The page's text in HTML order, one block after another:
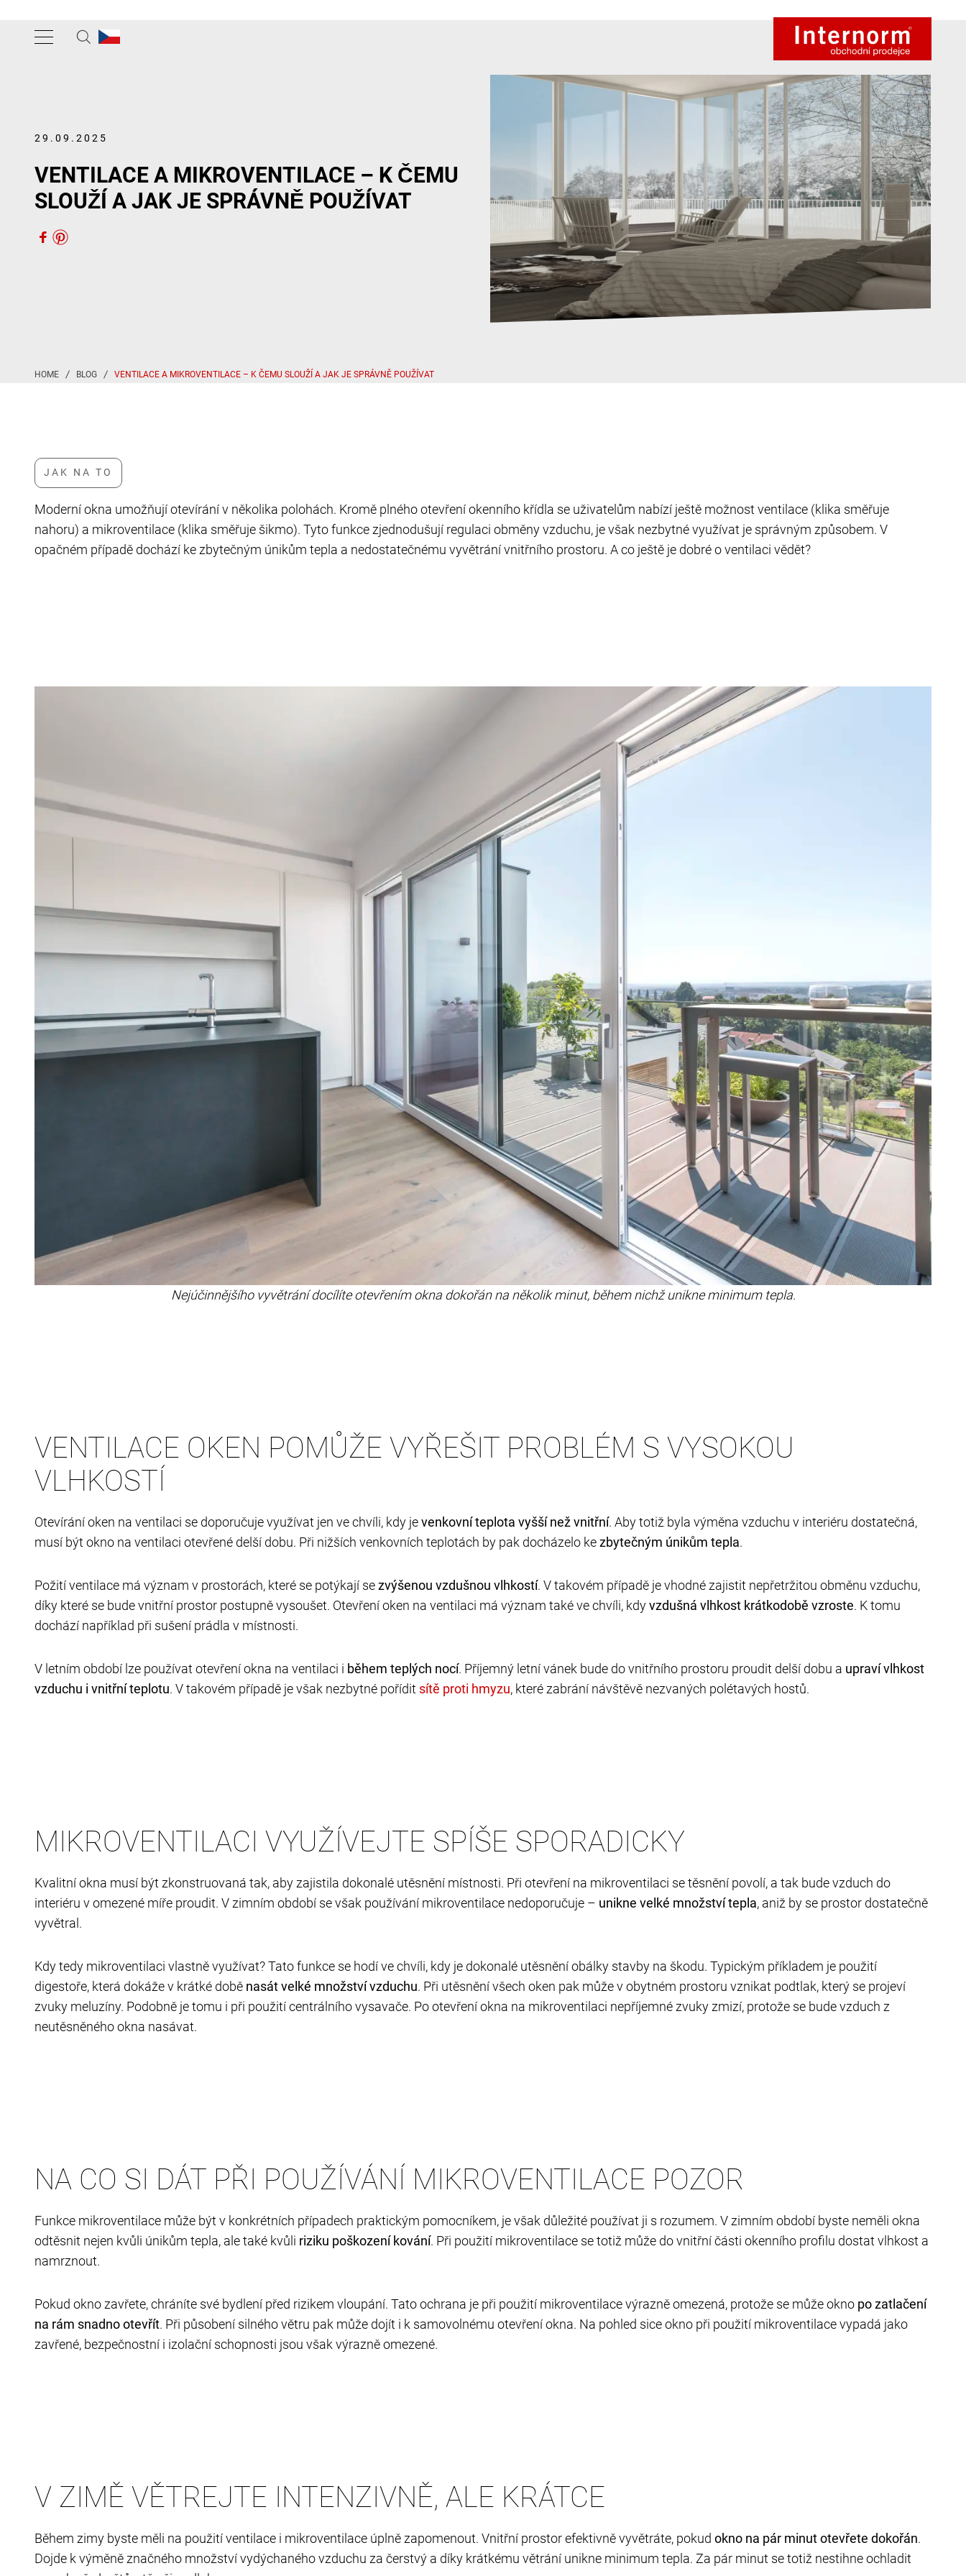
29.09.2025
VENTILACE A MIKROVENTILACE – K ČEMU
SLOUŽÍ A JAK JE SPRÁVNĚ POUŽÍVAT
VENTILACE A MIKROVENTILACE – K ČEMU SLOUŽÍ A JAK JE SPRÁVNĚ POUŽÍVAT
Moderní okna umožňují otevírání v několika polohách. Kromě plného otevření okenního křídla se uživatelům nabízí ještě možnost ventilace (klika směřuje
nahoru) a mikroventilace (klika směřuje šikmo). Tyto funkce zjednodušují regulaci obměny vzduchu, je však nezbytné využívat je správným způsobem. V
opačném případě dochází ke zbytečným únikům tepla a nedostatečnému vyvětrání vnitřního prostoru. A co ještě je dobré o ventilaci vědět?
Nejúčinnějšího vyvětrání docílíte otevřením okna dokořán na několik minut, během nichž unikne minimum tepla.
VENTILACE OKEN POMŮŽE VYŘEŠIT PROBLÉM S VYSOKOU
VLHKOSTÍ
Otevírání oken na ventilaci se doporučuje využívat jen ve chvíli, kdy jevenkovní teplota vyšší než vnitřní. Aby totiž byla výměna vzduchu v interiéru dostatečná,
musí být okno na ventilaci otevřené delší dobu. Při nižších venkovních teplotách by pak docházelo kezbytečným únikům tepla.
Požití ventilace má význam v prostorách, které se potýkají sezvýšenou vzdušnou vlhkostí. V takovém případě je vhodné zajistit nepřetržitou obměnu vzduchu,
díky které se bude vnitřní prostor postupně vysoušet. Otevření oken na ventilaci má význam také ve chvíli, kdyvzdušná vlhkost krátkodobě vzroste. K tomu
dochází například při sušení prádla v místnosti.
V letním období lze používat otevření okna na ventilaci i během teplých nocí. Příjemný letní vánek bude do vnitřního prostoru proudit delší dobu a upraví vlhkost
vzduchu i vnitřní teplotu. V takovém případě je však nezbytné pořídit , které zabrání návštěvě nezvaných polétavých hostů.
MIKROVENTILACI VYUŽÍVEJTE SPÍŠE SPORADICKY
Kvalitní okna musí být zkonstruovaná tak, aby zajistila dokonalé utěsnění místnosti. Při otevření na mikroventilaci se těsnění povolí, a tak bude vzduch do
interiéru v omezené míře proudit. V zimním období se však používání mikroventilace nedoporučuje – unikne velké množství tepla, aniž by se prostor dostatečně
vyvětral.
Kdy tedy mikroventilaci vlastně využívat? Tato funkce se hodí ve chvíli, kdy je dokonalé utěsnění obálky stavby na škodu. Typickým příkladem je použití
digestoře, která dokáže v krátké době nasát velké množství vzduchu. Při utěsnění všech oken pak může v obytném prostoru vznikat podtlak, který se projeví
zvuky meluzíny. Podobně je tomu i při použití centrálního vysavače. Po otevření okna na mikroventilaci nepříjemné zvuky zmizí, protože se bude vzduch z
neutěsněného okna nasávat.
NA CO SI DÁT PŘI POUŽÍVÁNÍ MIKROVENTILACE POZOR
Funkce mikroventilace může být v konkrétních případech praktickým pomocníkem, je však důležité používat ji s rozumem. V zimním období byste neměli okna
odtěsnit nejen kvůli únikům tepla, ale také kvůli riziku poškození kování. Při použití mikroventilace se totiž může do vnitřní části okenního profilu dostat vlhkost a
namrznout.
Pokud okno zavřete, chráníte své bydlení před rizikem vloupání. Tato ochrana je při použití mikroventilace výrazně omezená, protože se může okno po zatlačení
na rám snadno otevřít. Při působení silného větru pak může dojít i k samovolnému otevření okna. Na pohled sice okno při použití mikroventilace vypadá jako
zavřené, bezpečnostní i izolační schopnosti jsou však výrazně omezené.
V ZIMĚ VĚTREJTE INTENZIVNĚ, ALE KRÁTCE
Během zimy byste měli na použití ventilace i mikroventilace úplně zapomenout. Vnitřní prostor efektivně vyvětráte, pokud okno na pár minut otevřete dokořán.
Dojde k výměně značného množství vydýchaného vzduchu za čerstvý a díky krátkému větrání unikne minimum tepla. Za pár minut se totiž nestihne ochladit